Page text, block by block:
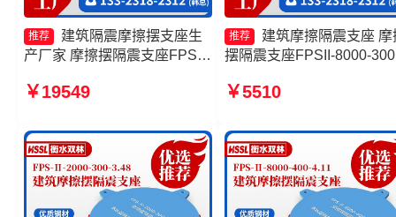
推荐
建筑隔震摩擦摆支座生
产厂家 摩擦摆隔震支座FPSII-
减隔震摩擦摆支座生产厂家 摩
350-3.81厂家
￥19549
推荐
建筑摩擦隔震支座 摩
摆隔震支座FPSII-8000-
1000-350-3.81厂家 摩擦复
￥5510